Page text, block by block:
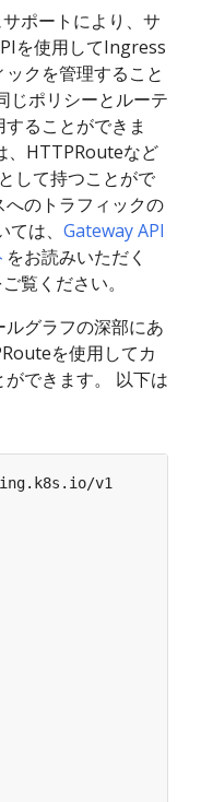
ポートにより、サ
を使用してIngress
クを管理すること
じポリシーとルーテ
ることができま
、HTTPRouteなど
として持つことがで
のトラフィックの
は、 Gateway API
をお読みいただく
覧ください。
グラフの深部にあ
を使用してカ
できます。 以下は
v1